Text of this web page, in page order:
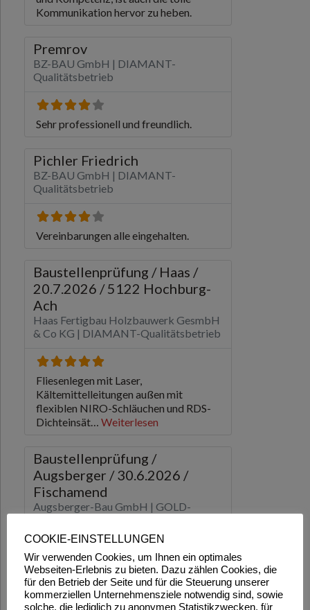
COOKIE-EINSTELLUNGEN
Wir verwenden Cookies, um Ihnen ein optimales
Webseiten-Erlebnis zu bieten. Dazu zählen Cookies, die
für den Betrieb der Seite und für die Steuerung unserer
kommerziellen Unternehmensziele notwendig sind, sowie
solche, die lediglich zu anonymen Statistikzwecken, für